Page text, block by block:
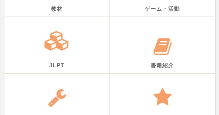
教材 ゲーム・活動
JLPT 書籍紹介